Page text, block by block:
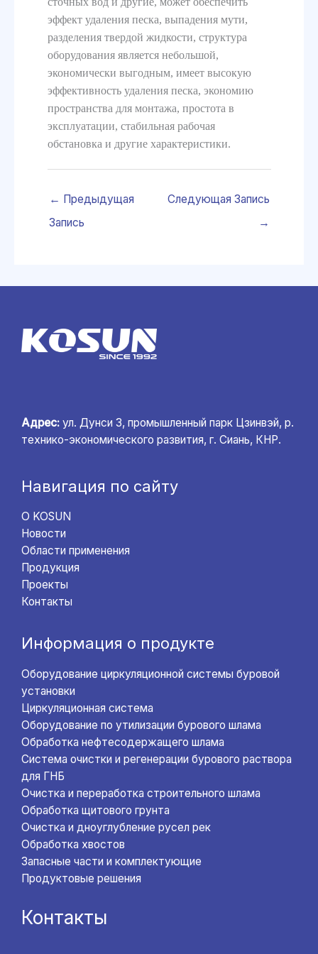
эффект удаления песка, выпадения мути,
разделения твердой жидкости, структура
оборудования является небольшой,
экономически выгодным, имеет высокую
эффективность удаления песка, экономию
пространства для монтажа, простота в
эксплуатации, стабильная рабочая
обстановка и другие характеристики.
← Предыдущая
Запись
Следующая Запись
→
Адрес: ул. Дунси 3, промышленный парк Цзинвэй, р.
технико-экономического развития, г. Сиань, КНР.
Навигация по сайту
О KOSUN
Новости
Области применения
Продукция
Проекты
Контакты
Информация о продукте
Оборудование циркуляционной системы буровой
установки
Циркуляционная система
Оборудование по утилизации бурового шлама
Обработка нефтесодержащего шлама
Система очистки и регенерации бурового раствора
для ГНБ
Очистка и переработка строительного шлама
Обработка щитового грунта
Очистка и дноуглубление русел рек
Обработка хвостов
Запасные части и комплектующие
Продуктовые решения
Контакты